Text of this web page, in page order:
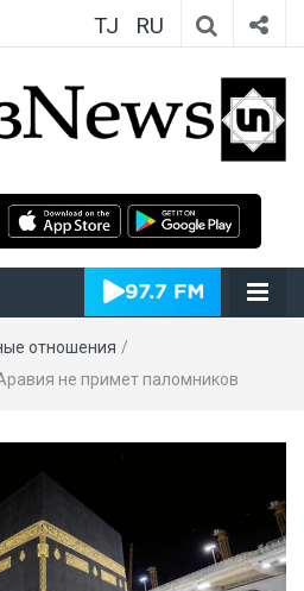
TJ RU
ИмрӯзNews
отношения /
не примет паломников